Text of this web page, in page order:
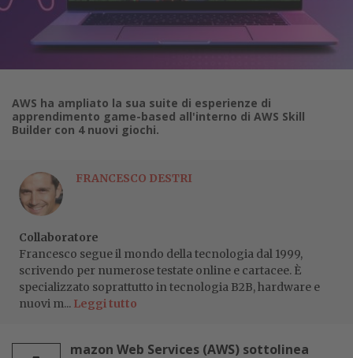
AWS ha ampliato la sua suite di esperienze di
apprendimento game-based all'interno di AWS Skill
Builder con 4 nuovi giochi.
FRANCESCO DESTRI
Collaboratore
Francesco segue il mondo della tecnologia dal 1999,
scrivendo per numerose testate online e cartacee. È
specializzato soprattutto in tecnologia B2B, hardware e
nuovi m... Leggi tutto
mazon Web Services (AWS) sottolinea